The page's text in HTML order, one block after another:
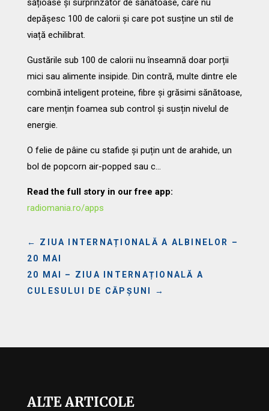
sățioase și surprinzător de sănătoase, care nu
depășesc 100 de calorii și care pot susține un stil de
viață echilibrat.
Gustările sub 100 de calorii nu înseamnă doar porții
mici sau alimente insipide. Din contră, multe dintre ele
combină inteligent proteine, fibre și grăsimi sănătoase,
care mențin foamea sub control și susțin nivelul de
energie.
O felie de pâine cu stafide și puțin unt de arahide, un
bol de popcorn air-popped sau c…
Read the full story in our free app:
radiomania.ro/apps
← ZIUA INTERNAȚIONALĂ A ALBINELOR –
20 MAI
20 MAI – ZIUA INTERNAȚIONALĂ A
CULESULUI DE CĂPȘUNI
→
ALTE ARTICOLE